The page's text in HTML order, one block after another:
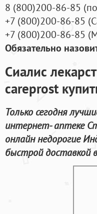
8 (800)200-86-85 (
+7 (800)200-86-85 (
+7 (800)200-86-85 (
Обязательно
Сиалис
careprost
Только сегодня
интернет- аптеке
онлайн недорогие
быстрой доставкой